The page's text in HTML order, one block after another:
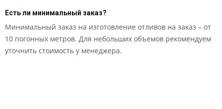
Есть ли минимальный заказ?
Минимальный заказ на изготовление отливов на заказ – от
10 погонных метров. Для небольших объемов рекомендуем
уточнить стоимость у менеджера.